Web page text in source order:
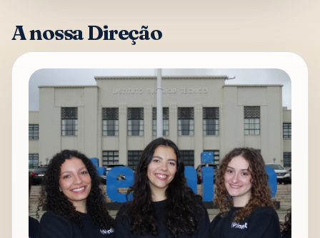
A nossa Direção